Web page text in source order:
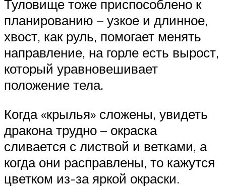
Туловище тоже приспособлено к
планированию – узкое и длинное,
хвост, как руль, помогает менять
направление, на горле есть вырост,
который уравновешивает
положение тела.
Когда «крылья» сложены, увидеть
дракона трудно – окраска
сливается с листвой и ветками, а
когда они расправлены, то кажутся
цветком из-за яркой окраски.